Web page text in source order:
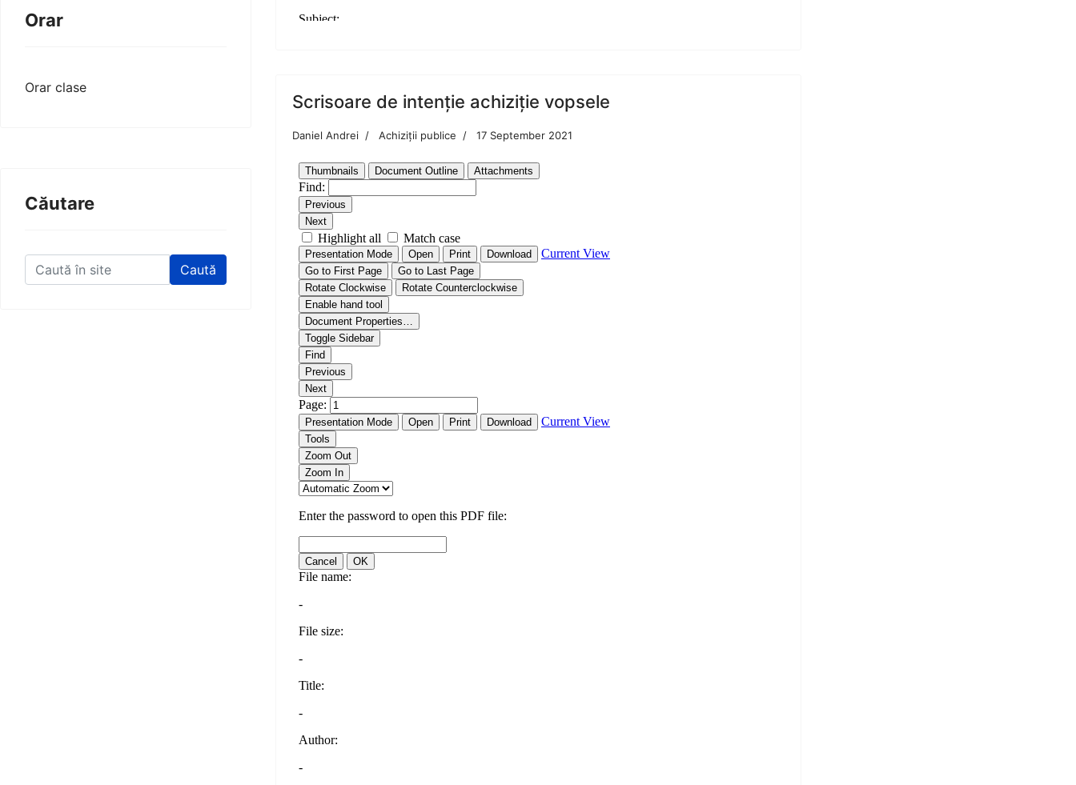
Orar
Orar clase
Căutare
Caută
Scrisoare de intenție achiziție vopsele
Daniel Andrei Achiziții publice 17 September 2021